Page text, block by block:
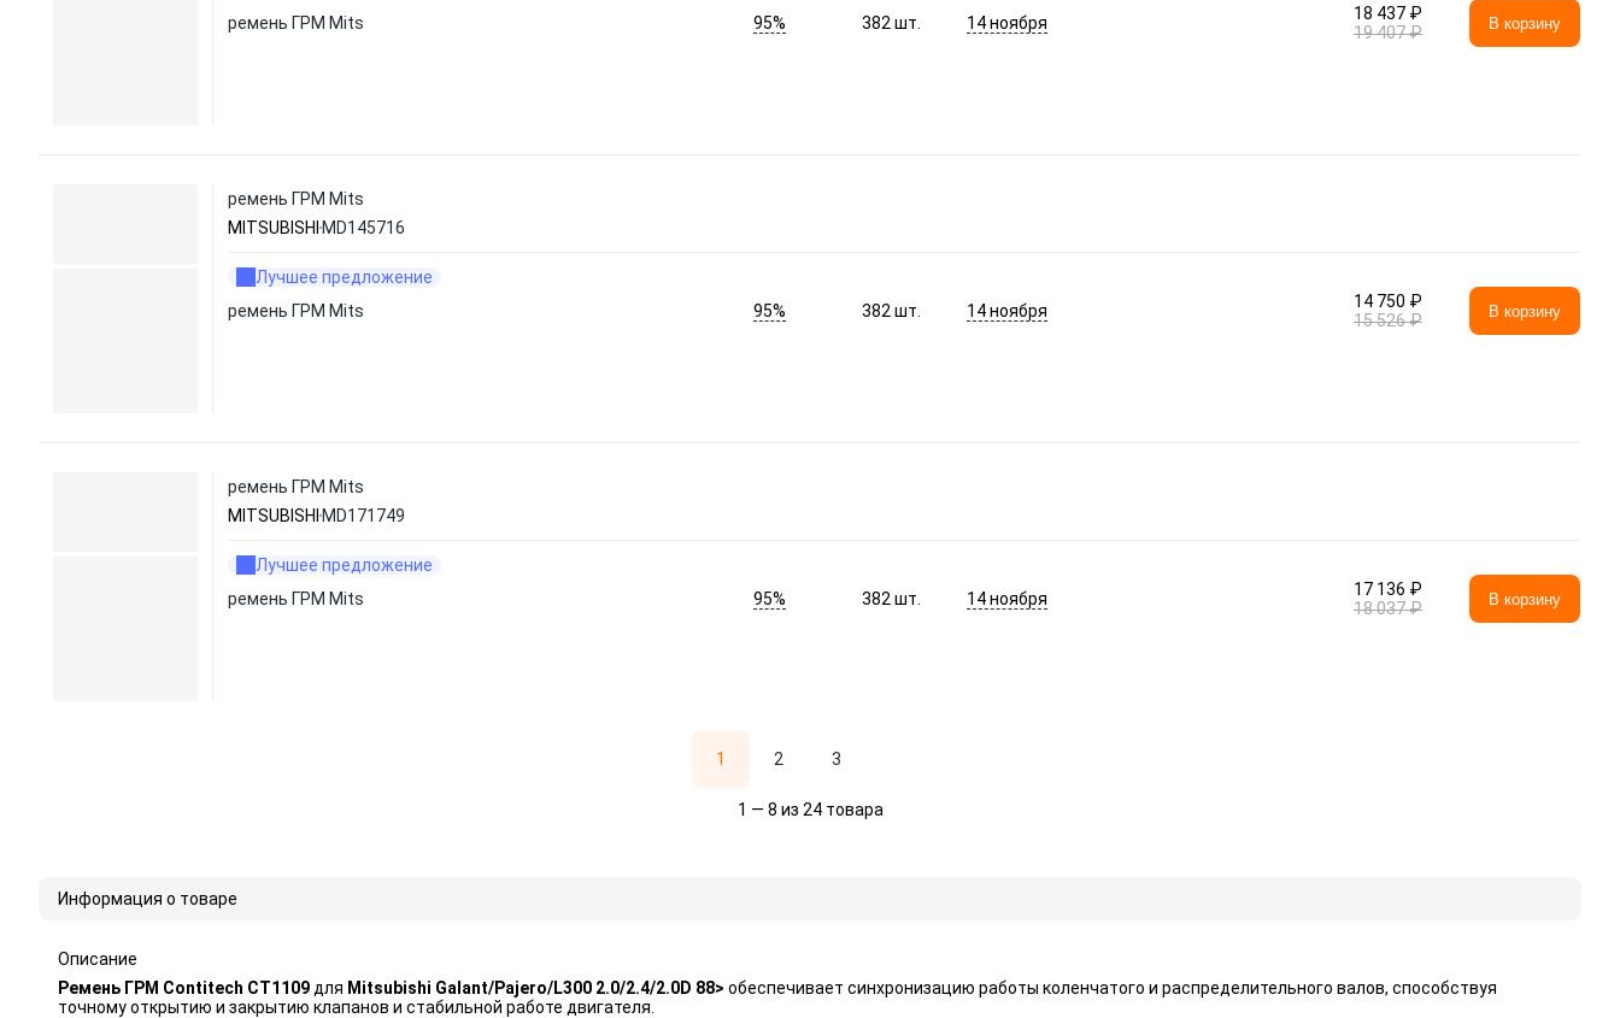
ремень ГРМ Mits
95% 382шт. 14 ноября
18 437 ₽
19 407 ₽
В корзину
ремень ГРМ Mits
MITSUBISHI MD145716
Лучшее предложение
ремень ГРМ Mits
95% 382шт. 14 ноября
14 750 ₽
15 526 ₽
В корзину
ремень ГРМ Mits
MITSUBISHI MD171749
Лучшее предложение
ремень ГРМ Mits
95% 382шт. 14 ноября
17 136 ₽
18 037 ₽
В корзину
1 2 3
1 — 8 из 24 товара
Информация о товаре
Описание
Ремень ГРМ Contitech CT1109 для Mitsubishi Galant/Pajero/L300 2.0/2.4/2.0D 88> обеспечивает синхронизацию работы коленчатого и распределительного валов, способствуя
точному открытию и закрытию клапанов и стабильной работе двигателя.